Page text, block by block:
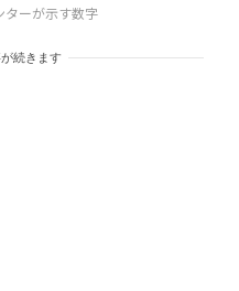
ターが示す数字
続きます